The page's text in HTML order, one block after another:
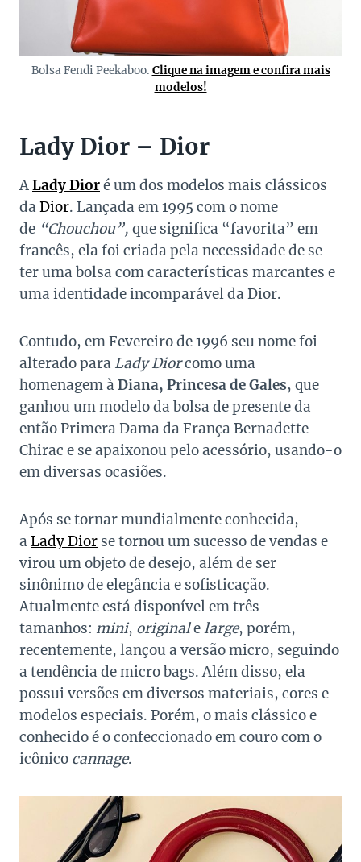
Bolsa Fendi Peekaboo. Clique na imagem e confira mais
modelos!
Lady Dior – Dior
ALady Dioré um dos modelos mais clássicos
da Dior. Lançada em 1995 com o nome
de “Chouchou”, que significa “favorita” em
francês, ela foi criada pela necessidade de se
ter uma bolsa com características marcantes e
uma identidade incomparável da Dior.
Contudo, em Fevereiro de 1996 seu nome foi
alterado para Lady Diorcomo uma
homenagem à Diana, Princesa de Gales, que
ganhou um modelo da bolsa de presente da
então Primera Dama da França Bernadette
Chirac e se apaixonou pelo acessório, usando-o
em diversas ocasiões.
Após se tornar mundialmente conhecida,
a Lady Dior se tornou um sucesso de vendas e
virou um objeto de desejo, além de ser
sinônimo de elegância e sofisticação.
Atualmente está disponível em três
tamanhos: mini, originalelarge, porém,
recentemente, lançou a versão micro, seguindo
a tendência de micro bags. Além disso, ela
possui versões em diversos materiais, cores e
modelos especiais. Porém, o mais clássico e
conhecido é o confeccionado em couro com o
icônico cannage.